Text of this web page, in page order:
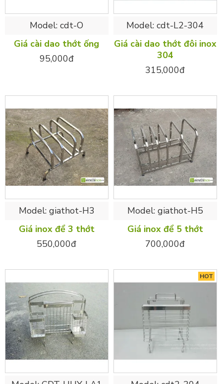
Model: cdt-O
Giá cài dao thớt ống
95,000đ
Model: cdt-L2-304
Giá cài dao thớt đôi inox
304
315,000đ
Model: giathot-H3
Giá inox để 3 thớt
550,000đ
Model: giathot-H5
Giá inox để 5 thớt
700,000đ
HOT